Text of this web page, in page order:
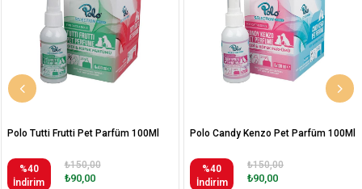
Polo Tutti Frutti Pet Parfüm 100Ml
%40
İndirim
₺90,00
₺150,00
Polo Candy Kenzo Pet Parfüm 100Ml
%40
İndirim
₺90,00
₺150,00